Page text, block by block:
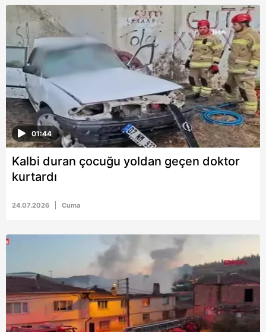
01:44
Kalbi duran çocuğu yoldan geçen doktor
kurtardı
24.07.2026 Cuma